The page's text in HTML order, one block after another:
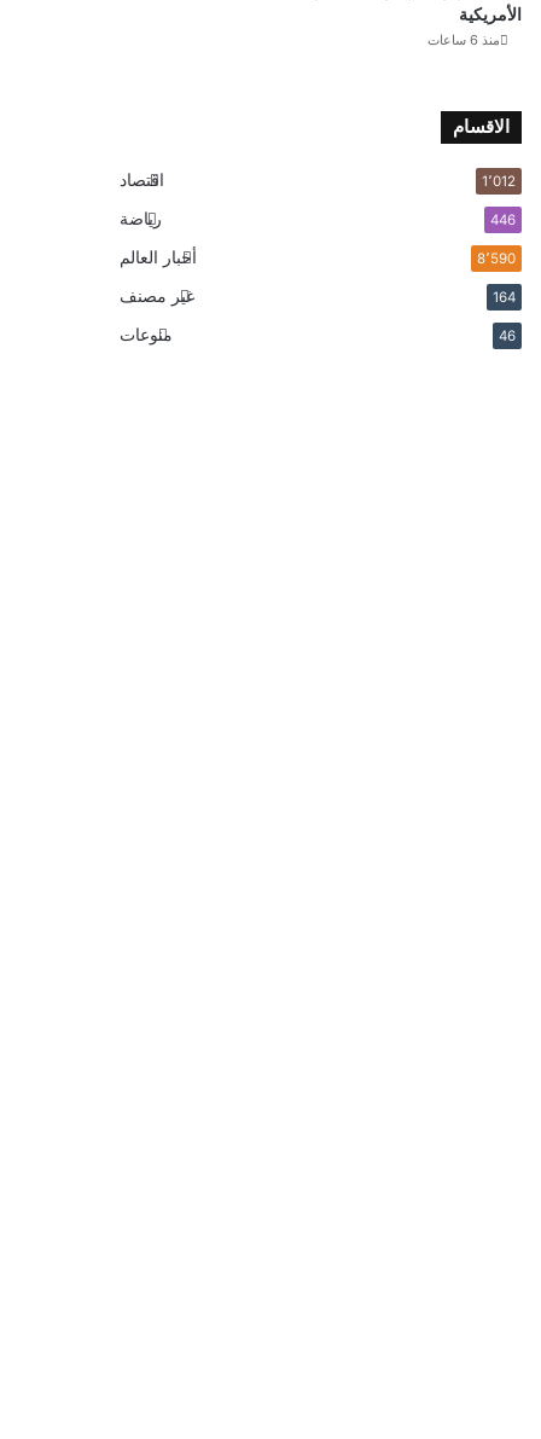
الأمريكية
منذ 6 ساعات
الاقسام
اقتصاد 1٬012
رياضة 446
أخبار العالم 8٬590
غير مصنف 164
منوعات 46